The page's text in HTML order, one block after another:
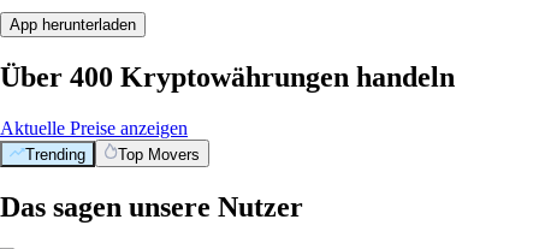
App herunterladen
Über 400 Kryptowährungen handeln
Aktuelle Preise anzeigen
Trending Top Movers
Das sagen unsere Nutzer